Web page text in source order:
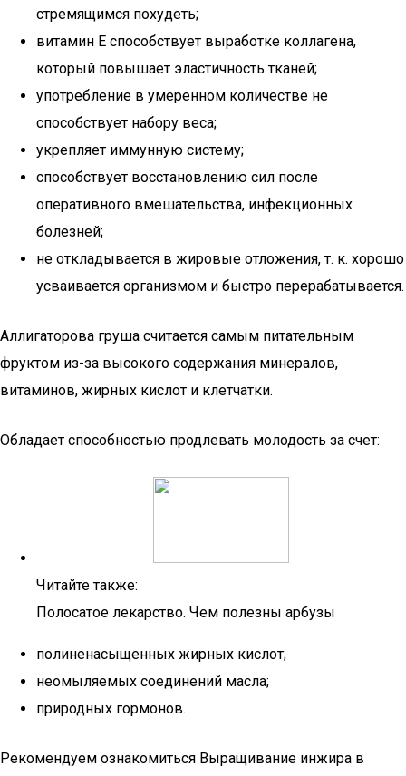
стремящимся похудеть;
витамин Е способствует выработке коллагена,
который повышает эластичность тканей;
употребление в умеренном количестве не
способствует набору веса;
укрепляет иммунную систему;
способствует восстановлению сил после
оперативного вмешательства, инфекционных
болезней;
не откладывается в жировые отложения, т. к. хорошо
усваивается организмом и быстро перерабатывается.
Аллигаторова груша считается самым питательным
фруктом из-за высокого содержания минералов,
витаминов, жирных кислот и клетчатки.
Обладает способностью продлевать молодость за счет:
Читайте также:
Полосатое лекарство. Чем полезны арбузы
полиненасыщенных жирных кислот;
неомыляемых соединений масла;
природных гормонов.
Рекомендуем ознакомиться Выращивание инжира в